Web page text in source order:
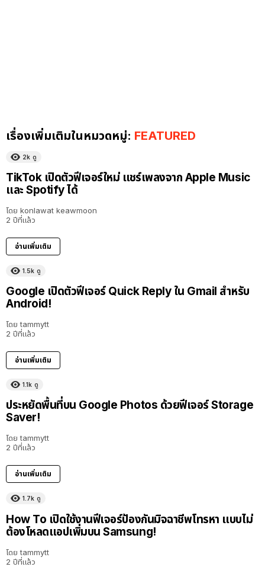
เรื่องเพิ่มเติมในหมวดหมู่: FEATURED
2k ดู
TikTok เปิดตัวฟีเจอร์ใหม่ แชร์เพลงจาก Apple Music
และ Spotify ได้
โดย konlawat keawmoon
2 ปีที่แล้ว
อ่านเพิ่มเติม
1.5k ดู
Google เปิดตัวฟีเจอร์ Quick Reply ใน Gmail สำหรับ
Android!
โดย tammytt
2 ปีที่แล้ว
อ่านเพิ่มเติม
1.1k ดู
ประหยัดพื้นที่บน Google Photos ด้วยฟีเจอร์ Storage
Saver!
โดย tammytt
2 ปีที่แล้ว
อ่านเพิ่มเติม
1.7k ดู
How To เปิดใช้งานฟีเจอร์ป้องกันมิจฉาชีพโทรหา แบบไม่
ต้องโหลดแอปเพิ่มบน Samsung!
โดย tammytt
2 ปีที่แล้ว